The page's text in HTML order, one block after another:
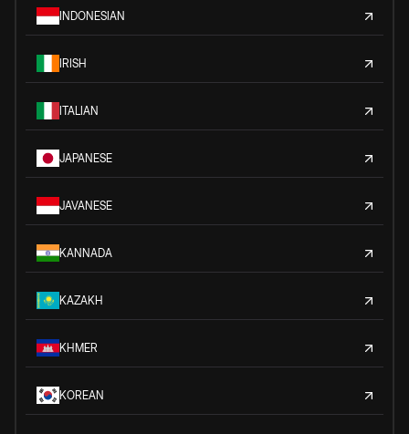
INDONESIAN
IRISH
ITALIAN
JAPANESE
JAVANESE
KANNADA
KAZAKH
KHMER
KOREAN